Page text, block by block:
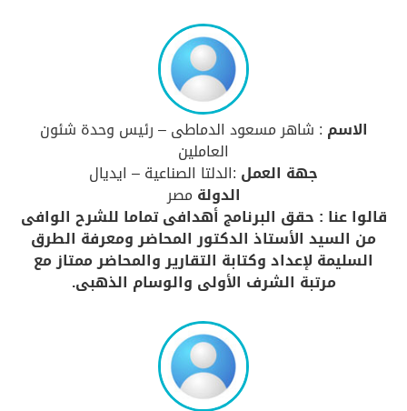
الاسم : شاهر مسعود الدماطى – رئيس وحدة شئون
العاملين
جهة العمل :الدلتا الصناعية – ايديال
الدولة مصر
قالوا عنا : حقق البرنامج أهدافى تماما للشرح الوافى
من السيد الأستاذ الدكتور المحاضر ومعرفة الطرق
السليمة لإعداد وكتابة التقارير والمحاضر ممتاز مع
مرتبة الشرف الأولى والوسام الذهبى.